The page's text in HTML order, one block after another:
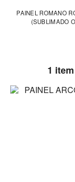
PAINEL ROMANO ROSE GOLD
(SUBLIMADO
1 item